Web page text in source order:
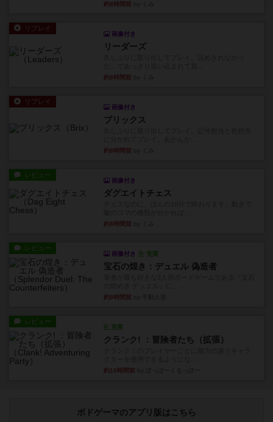
約8時間前
リプレイ
画像付き
リーダーズ
約8時間前
リプレイ
画像付き
ブリックス
約8時間前
レビュー
画像付き
ダグエイトチェス
約8時間前
レビュー
画像付き 充実
宝石の煌き：デュエル 偽造者
約9時間前
レビュー
充実
クランク! ：冒険者たち（拡張）
約10時間前
ボドゲーマのアプリ版はこちら